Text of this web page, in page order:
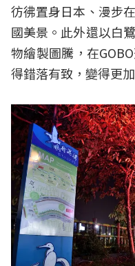
彷彿置身日本、漫步
國美景。此外還以白
物繪製圖騰，在
得錯落有致，變得更